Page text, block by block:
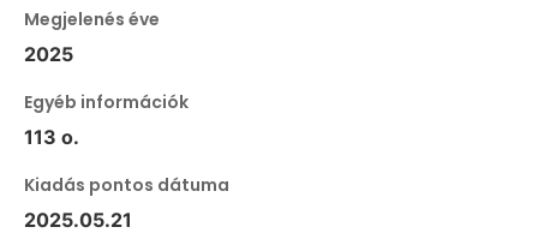
Megjelenés éve
2025
Egyéb információk
113 o.
Kiadás pontos dátuma
2025.05.21